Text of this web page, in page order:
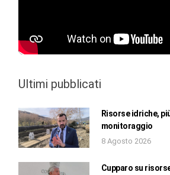
Ultimi pubblicati
Risorse idriche,
monitoraggio
8 Agosto 2026
Cupparo su